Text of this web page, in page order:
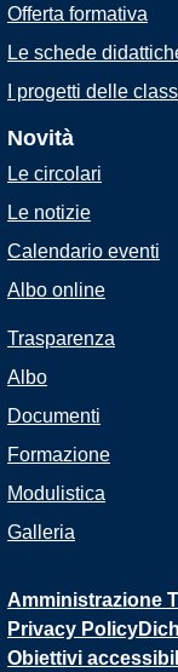
Offerta formativa
Le schede
I progetti delle
Novità
Le circolari
Le notizie
Calendario eventi
Albo online
Trasparenza
Albo
Documenti
Formazione
Modulistica
Galleria
Amministrazione
Privacy Policy
Obiettivi